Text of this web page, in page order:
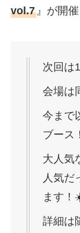
vol.7』が開催
次回は
会場は
今まで
ブース
大人気
人気だ
ます！
詳細は